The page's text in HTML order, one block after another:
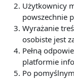
Użytkownicy
powszechnie
Wyrażanie
osobiste jest
Pełną
platformie
Po